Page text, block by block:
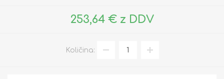
253,64 € z DDV
Količina: